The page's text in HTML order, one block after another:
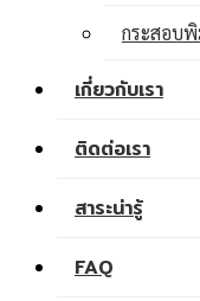
กระสอบ
เกี่ยวกับเรา
ติดต่อเรา
สาระน่ารู้
FAQ